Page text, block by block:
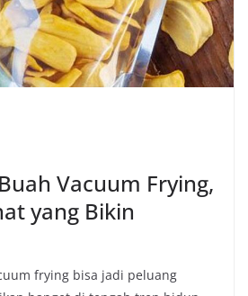
Vacuum Frying,
yang Bikin
frying bisa jadi peluang